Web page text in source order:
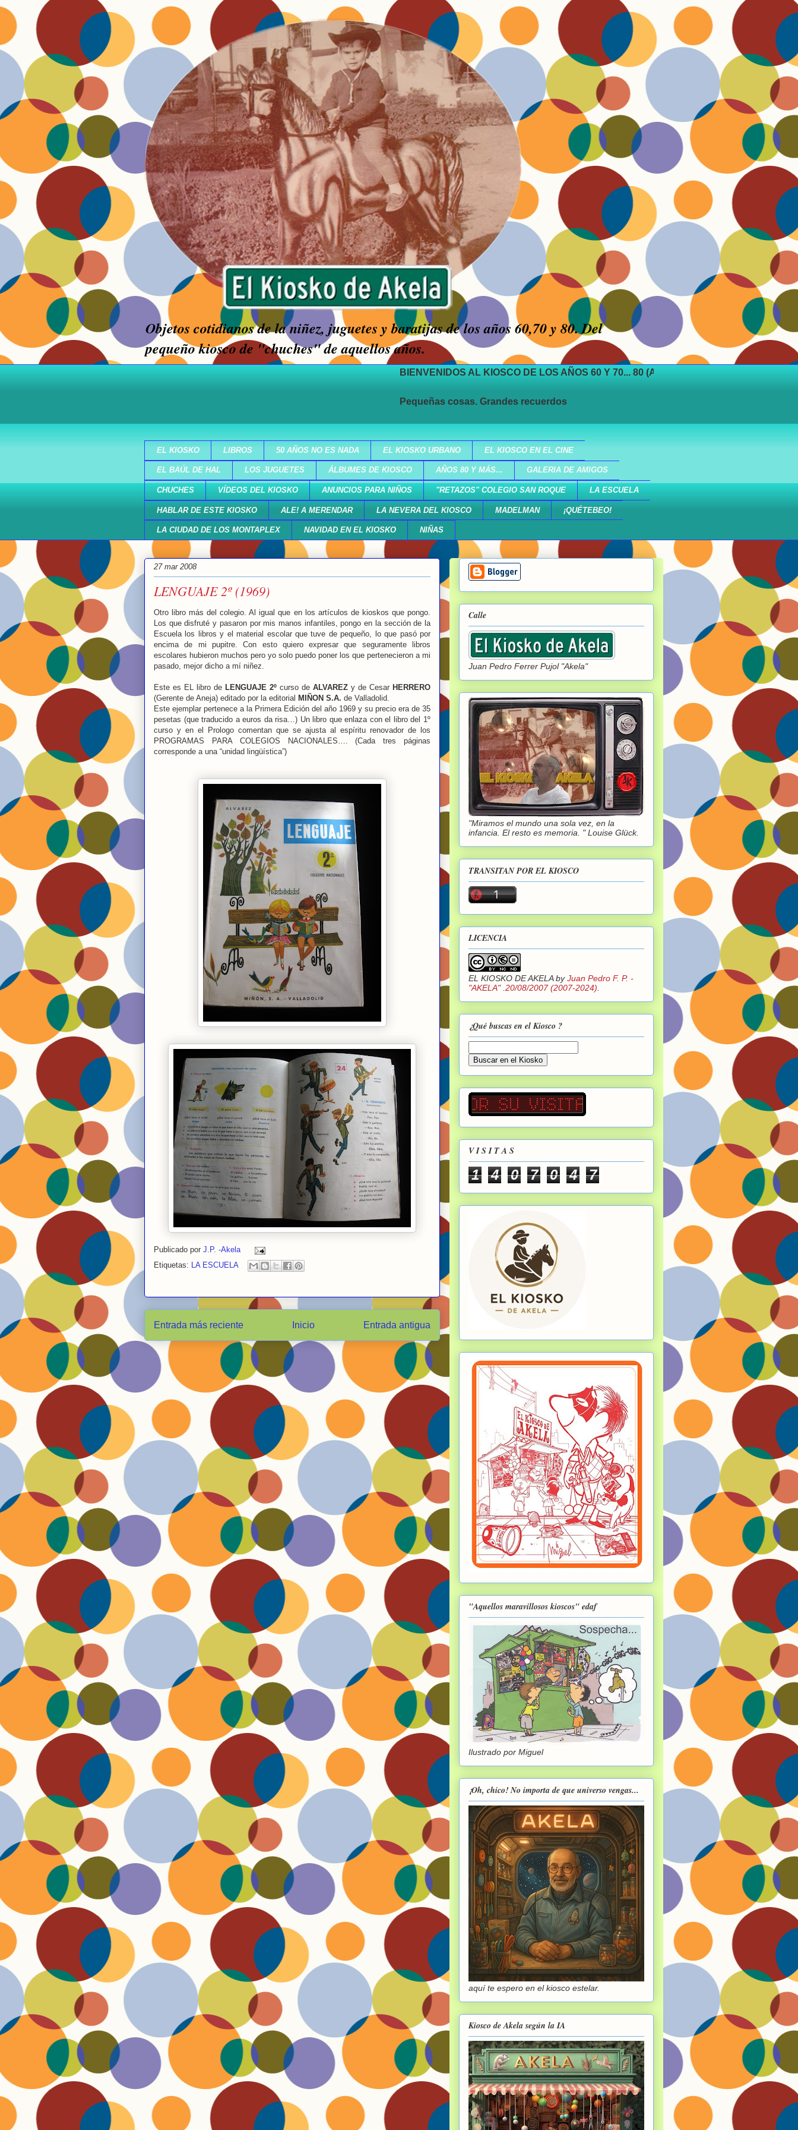
Objetos cotidianos de la niñez, juguetes y baratijas de los años 60,70 y 80. Del
pequeño kiosco de "chuches" de aquellos años.
BIENVENIDOS AL KIOSCO DE LOS AÑOS 60 Y 70... 80 (Abierto todos los días las 24h.)
Pequeñas cosas. Grandes recuerdos
EL KIOSKO LIBROS 50 AÑOS NO ES NADA EL KIOSKO URBANO EL KIOSCO EN EL CINE
EL BAÚL DE HAL LOS JUGUETES ÁLBUMES DE KIOSCO AÑOS 80 Y MÁS... GALERIA DE AMIGOS
CHUCHES VÍDEOS DEL KIOSKO ANUNCIOS PARA NIÑOS "RETAZOS" COLEGIO SAN ROQUE LA ESCUELA
HABLAR DE ESTE KIOSKO ALE! A MERENDAR LA NEVERA DEL KIOSCO MADELMAN ¡QUÉTEBEO!
LA CIUDAD DE LOS MONTAPLEX NAVIDAD EN EL KIOSKO NIÑAS
27 mar 2008
LENGUAJE 2º (1969)
Otro libro más del colegio. Al igual que en los artículos de kioskos que pongo.
Los que disfruté y pasaron por mis manos infantiles, pongo en la sección de la
Escuela los libros y el material escolar que tuve de pequeño, lo que pasó por
encima de mi pupitre. Con esto quiero expresar que seguramente libros
escolares hubieron muchos pero yo solo puedo poner los que pertenecieron a mi
pasado, mejor dicho a mí niñez.
Este es EL libro de LENGUAJE 2º curso de ALVAREZ y de Cesar HERRERO
(Gerente de Aneja) editado por la editorial MIÑON S.A. de Valladolid.
Este ejemplar pertenece a la Primera Edición del año 1969 y su precio era de 35
pesetas (que traducido a euros da risa…) Un libro que enlaza con el libro del 1º
curso y en el Prologo comentan que se ajusta al espíritu renovador de los
PROGRAMAS PARA COLEGIOS NACIONALES…. (Cada tres páginas
corresponde a una “unidad lingüística”)
Publicado por J.P. -Akela
Etiquetas: LA ESCUELA
Entrada más reciente Entrada antigua
Inicio
Calle
Juan Pedro Ferrer Pujol "Akela"
"Miramos el mundo una sola vez, en la
infancia. El resto es memoria. " Louise Glück.
TRANSITAN POR EL KIOSCO
LICENCIA
EL KIOSKO DE AKELAbyJuan Pedro F. P. -
"AKELA". 20/08/2007 (2007-2024)
¿Qué buscas en el Kiosco ?
V I S I T A S
1 4 0 7 0 4 7
"Aquellos maravillosos kioscos" edaf
Ilustrado por Miguel
¡Oh, chico! No importa de que universo vengas...
aquí te espero en el kiosco estelar.
Kiosco de Akela según la IA